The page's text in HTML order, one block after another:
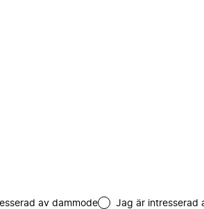
av dammode Jag är intresserad